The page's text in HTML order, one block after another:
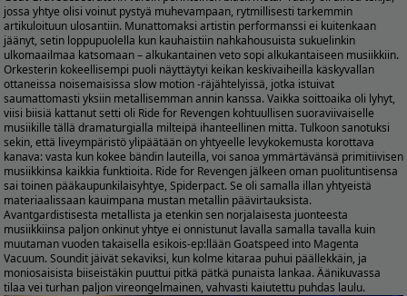
jossa yhtye olisi voinut pystyä muhevampaan, rytmillisesti tarkemmin
artikuloituun ulosantiin. Munattomaksi artistin performanssi ei kuitenkaan
jäänyt, setin loppupuolella kun kauhaistiin nahkahousuista sukuelinkin
ulkomaailmaa katsomaan – alkukantainen veto sopi alkukantaiseen musiikkiin.
Orkesterin kokeellisempi puoli näyttäytyi keikan keskivaiheilla käskyvallan
ottaneissa noisemaisissa slow motion -räjähtelyissä, jotka istuivat
saumattomasti yksiin metallisemman annin kanssa. Vaikka soittoaika oli lyhyt,
viisi biisiä kattanut setti oli Ride for Revengen kohtuullisen suoraviivaiselle
musiikille tällä dramaturgialla milteipä ihanteellinen mitta. Tulkoon sanotuksi
sekin, että liveympäristö ylipäätään on yhtyeelle levykokemusta korottava
kanava: vasta kun kokee bändin lauteilla, voi sanoa ymmärtävänsä primitiivisen
musiikkinsa kaikkia funktioita. Ride for Revengen jälkeen oman puolituntisensa
sai toinen pääkaupunkilaisyhtye, Spiderpact. Se oli samalla illan yhtyeistä
materiaalissaan kauimpana mustan metallin päävirtauksista.
Avantgardistisesta metallista ja etenkin sen norjalaisesta juonteesta
musiikkiinsa paljon onkinut yhtye ei onnistunut lavalla samalla tavalla kuin
muutaman vuoden takaisella esikois-ep:llään Goatspeed into Magenta
Vacuum. Soundit jäivät sekaviksi, kun kolme kitaraa puhui päällekkäin, ja
moniosaisista biiseistäkin puuttui pitkä pätkä punaista lankaa. Äänikuvassa
tilaa vei turhan paljon vireongelmainen, vahvasti kaiutettu puhdas laulu.